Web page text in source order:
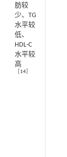
肪较
少、TG
水平较
低、
HDL-C
水平较
高
［14］